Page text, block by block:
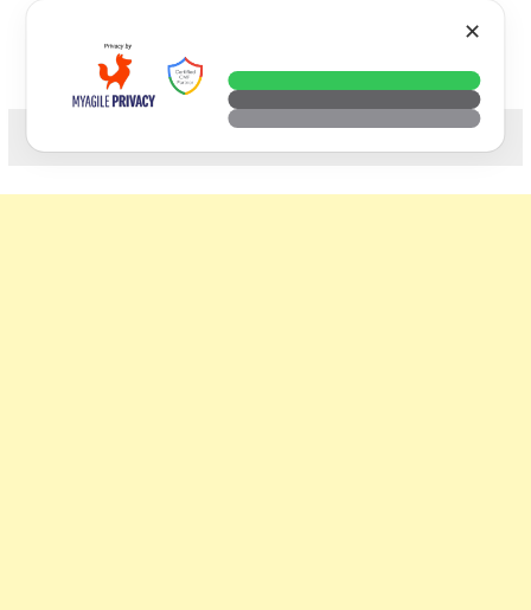
科技. 生活. 攝影.
✕